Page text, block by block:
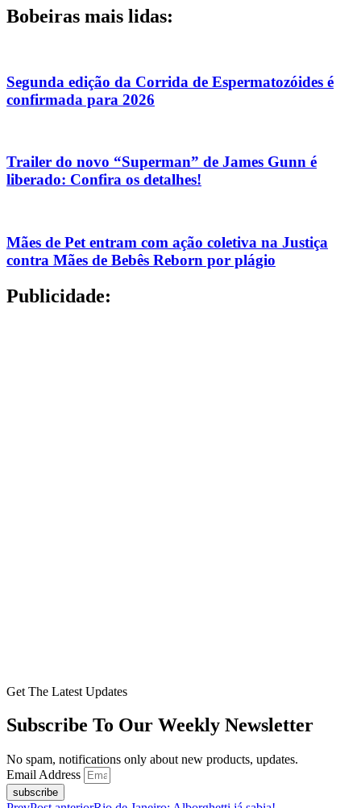
Bobeiras mais lidas:
Segunda edição da Corrida de Espermatozóides é
confirmada para 2026
Trailer do novo “Superman” de James Gunn é
liberado: Confira os detalhes!
Mães de Pet entram com ação coletiva na Justiça
contra Mães de Bebês Reborn por plágio
Publicidade:
Get The Latest Updates
Subscribe To Our Weekly Newsletter
No spam, notifications only about new products, updates.
Email Address
subscribe